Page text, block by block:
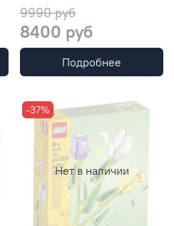
9990 руб
8400 руб
Подробнее
Нет в наличии
-37%